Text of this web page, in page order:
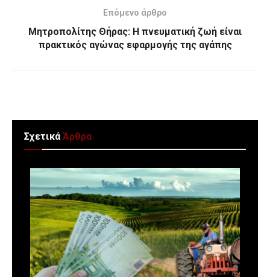
Επόμενο άρθρο
Μητροπολίτης Θήρας: Η πνευματική ζωή είναι
πρακτικός αγώνας εφαρμογής της αγάπης
ΣχετικάΆρθρα